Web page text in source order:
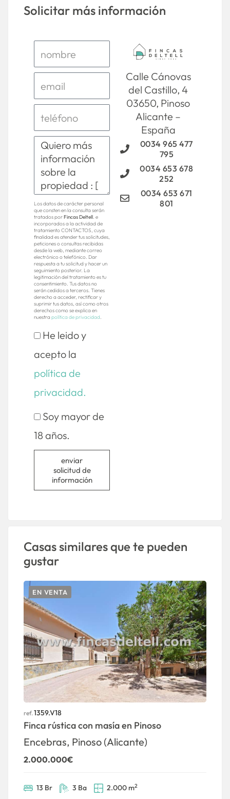
Solicitar más información
Los datos de carácter personal
que consten en la consulta serán
tratados porFincas Deltell. e
incorporados a la actividad de
tratamiento CONTACTOS, cuya
finalidad es atender tus solicitudes,
peticiones o consultas recibidas
desde la web, mediante correo
electrónico o telefónico. Dar
respuesta a tu solicitud y hacer un
seguimiento posterior. La
legitimación del tratamiento es tu
consentimiento. Tus datos no
serán cedidos a terceros. Tienes
derecho a acceder, rectificar y
suprimir tus datos, así como otros
derechos como se explica en
nuestra política de privacidad.
He leido y
acepto la
política de
privacidad.
Soy mayor de
18 años.
enviar
solicitud de
información
Calle Cánovas
del Castillo, 4
03650, Pinoso
Alicante –
España
0034 965 477
795
0034 653 678
252
0034 653 671
801
Casas similares que te pueden
gustar
EN VENTA
ref.1359.V18
Finca rústica con masía en Pinoso
Encebras, Pinoso (Alicante)
2.000.000€
13 Br 3 Ba 2.000 m2